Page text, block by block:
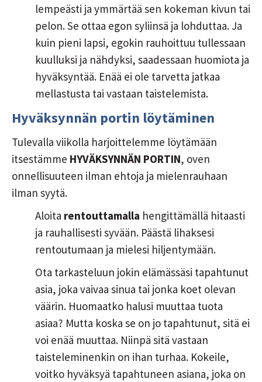
lempeästi ja ymmärtää sen kokeman kivun tai
pelon. Se ottaa egon syliinsä ja lohduttaa. Ja
kuin pieni lapsi, egokin rauhoittuu tullessaan
kuulluksi ja nähdyksi, saadessaan huomiota ja
hyväksyntää. Enää ei ole tarvetta jatkaa
mellastusta tai vastaan taistelemista.
Hyväksynnän portin löytäminen
Tulevalla viikolla harjoittelemme löytämään
itsestämme HYVÄKSYNNÄN PORTIN, oven
onnellisuuteen ilman ehtoja ja mielenrauhaan
ilman syytä.
Aloita rentouttamalla hengittämällä hitaasti
ja rauhallisesti syvään. Päästä lihaksesi
rentoutumaan ja mielesi hiljentymään.
Ota tarkasteluun jokin elämässäsi tapahtunut
asia, joka vaivaa sinua tai jonka koet olevan
väärin. Huomaatko halusi muuttaa tuota
asiaa? Mutta koska se on jo tapahtunut, sitä ei
voi enää muuttaa. Niinpä sitä vastaan
taisteleminenkin on ihan turhaa. Kokeile,
voitko hyväksyä tapahtuneen asiana, joka on